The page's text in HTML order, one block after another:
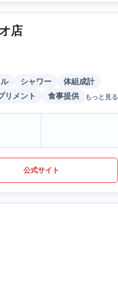
店
シャワー
体組成計
リメント 食事提供 もっと見る
公式サイト